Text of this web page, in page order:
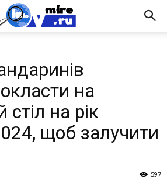
на
стіл на рік
щоб залучити
597